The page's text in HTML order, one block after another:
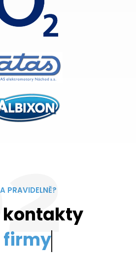
PRAVIDELNĚ?
kontakty
kompletní data na
a živnostníků v